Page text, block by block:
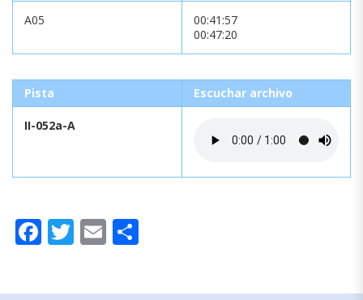
A05
00:41:57
00:47:20
Pista Escuchar archivo
II-052a-A
Facebook
Twitter
Email